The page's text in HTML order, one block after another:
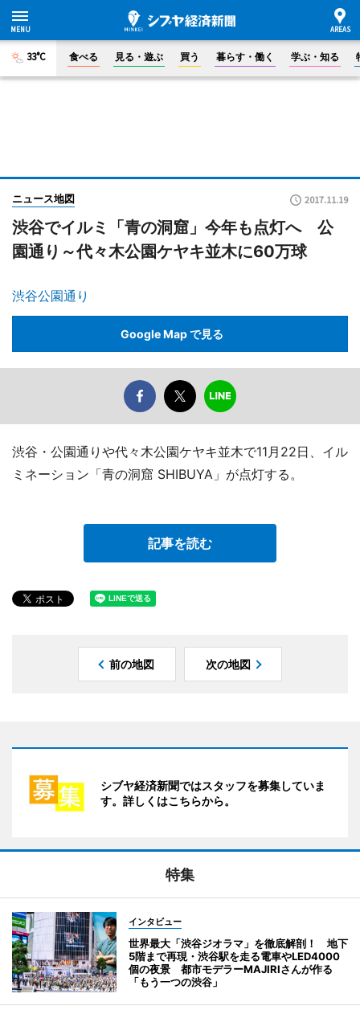
33°C 食べる 見る・遊ぶ 買う 暮らす・働く 学ぶ・知る
ニュース地図 2017.11.19
渋谷でイルミ「青の洞窟」今年も点灯へ 公
園通り～代々木公園ケヤキ並木に60万球
渋谷公園通り
Google Map で見る
渋谷・公園通りや代々木公園ケヤキ並木で11月22日、イル
ミネーション「青の洞窟 SHIBUYA」が点灯する。
記事を読む
前の地図 次の地図
シブヤ経済新聞ではスタッフを募集していま
す。詳しくはこちらから。
特集
インタビュー
世界最大「渋谷ジオラマ」を徹底解剖！ 地下
5階まで再現・渋谷駅を走る電車やLED4000
個の夜景 都市モデラーMAJIRIさんが作る
「もう一つの渋谷」